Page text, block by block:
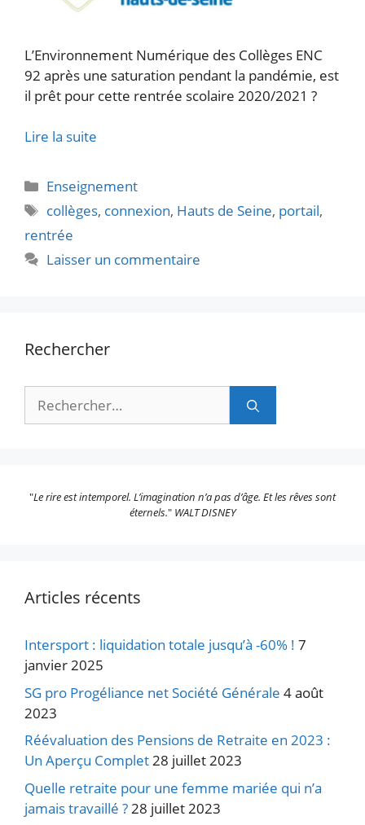
L’Environnement Numérique des Collèges ENC
92 après une saturation pendant la pandémie, est
il prêt pour cette rentrée scolaire 2020/2021 ?
Lire la suite
Catégories
Enseignement
Étiquettes
collèges, connexion, Hauts de Seine, portail,
rentrée
Laisser un commentaire
Rechercher
Rechercher :
"Le rire est intemporel. L’imagination n’a pas d’âge. Et les rêves sont
éternels." WALT DISNEY
Articles récents
Intersport : liquidation totale jusqu’à -60% ! 7
janvier 2025
SG pro Progéliance net Société Générale 4 août
2023
Réévaluation des Pensions de Retraite en 2023 :
Un Aperçu Complet28 juillet 2023
Quelle retraite pour une femme mariée qui n’a
jamais travaillé ?28 juillet 2023